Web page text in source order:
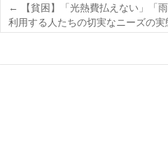
←
【貧困】「光熱費払えない」「
利用する人たちの切実なニーズの